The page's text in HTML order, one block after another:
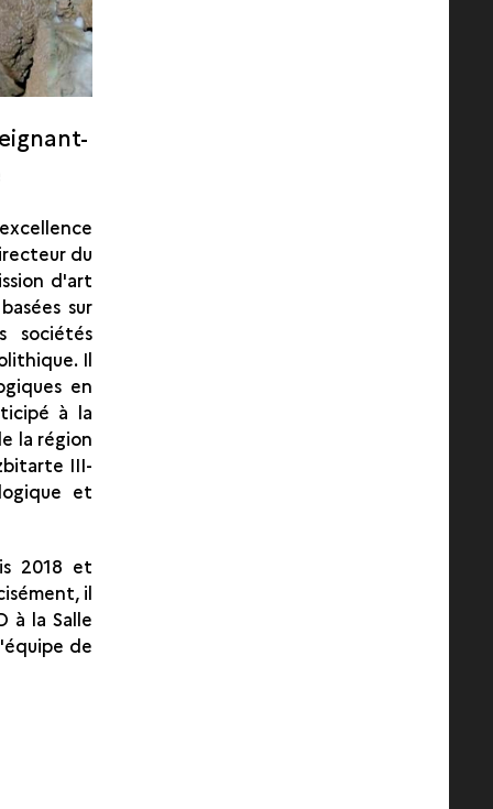
du
d'art
sur
sociétés
Il
en
à la
la région
III-
et
2018 et
il
à la Salle
de